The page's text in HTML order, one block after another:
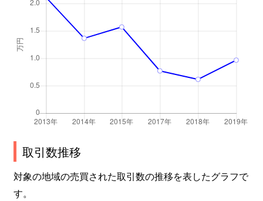
取引数推移
対象の地域の売買された取引数の推移を表したグラフで
す。